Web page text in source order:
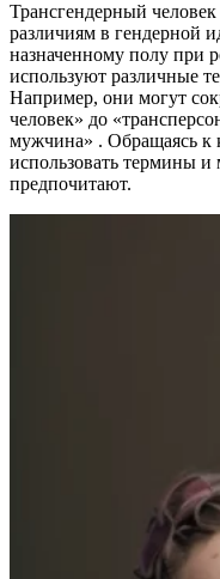
Трансгендерный
различиям в гендерной
назначенному полу при
используют различные
Например, они могут
человек» до
мужчина» . Обращаясь к
использовать термины
предпочитают.